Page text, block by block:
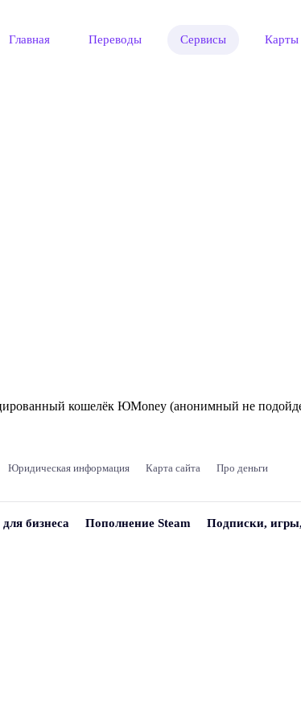
Главная Переводы Сервисы Карты
кошелёк ЮMoney (анонимный не
Юридическая информация Карта сайта Про деньги
бизнеса Пополнение Steam Подписки,